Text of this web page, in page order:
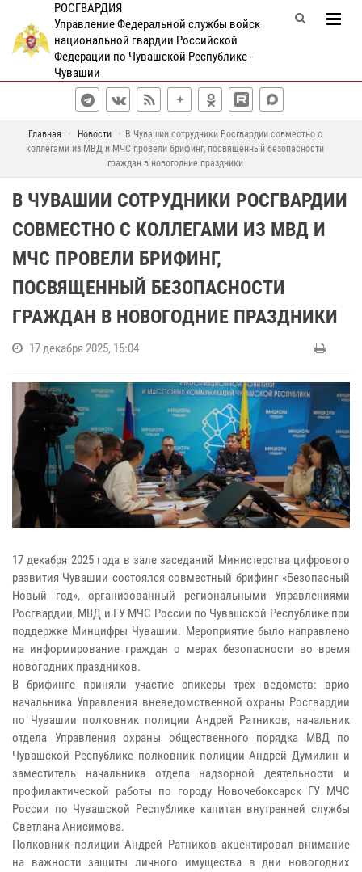
РОСГВАРДИЯ
Управление Федеральной службы войск
национальной гвардии Российской
Федерации по Чувашской Республике -
Чувашии
Главная Новости
В Чувашии сотрудники Росгвардии совместно с
коллегами из МВД и МЧС провели брифинг, посвященный безопасности
граждан в новогодние праздники
В ЧУВАШИИ СОТРУДНИКИ РОСГВАРДИИ
СОВМЕСТНО С КОЛЛЕГАМИ ИЗ МВД И
МЧС ПРОВЕЛИ БРИФИНГ,
ПОСВЯЩЕННЫЙ БЕЗОПАСНОСТИ
ГРАЖДАН В НОВОГОДНИЕ ПРАЗДНИКИ
17 декабря 2025, 15:04
17 декабря 2025 года в зале заседаний Министерства цифрового
развития Чувашии состоялся совместный брифинг «Безопасный
Новый год», организованный региональными Управлениями
Росгвардии, МВД и ГУ МЧС России по Чувашской Республике при
поддержке Минцифры Чувашии. Мероприятие было направлено
на информирование граждан о мерах безопасности во время
новогодних праздников.
В брифинге приняли участие спикеры трех ведомств: врио
начальника Управления вневедомственной охраны Росгвардии
по Чувашии полковник полиции Андрей Ратников, начальник
отдела Управления охраны общественного порядка МВД по
Чувашской Республике полковник полиции Андрей Думилин и
заместитель начальника отдела надзорной деятельности и
профилактической работы по городу Новочебоксарск ГУ МЧС
России по Чувашской Республике капитан внутренней службы
Светлана Анисимова.
Полковник полиции Андрей Ратников акцентировал внимание
на важности защиты личного имущества в дни новогодних